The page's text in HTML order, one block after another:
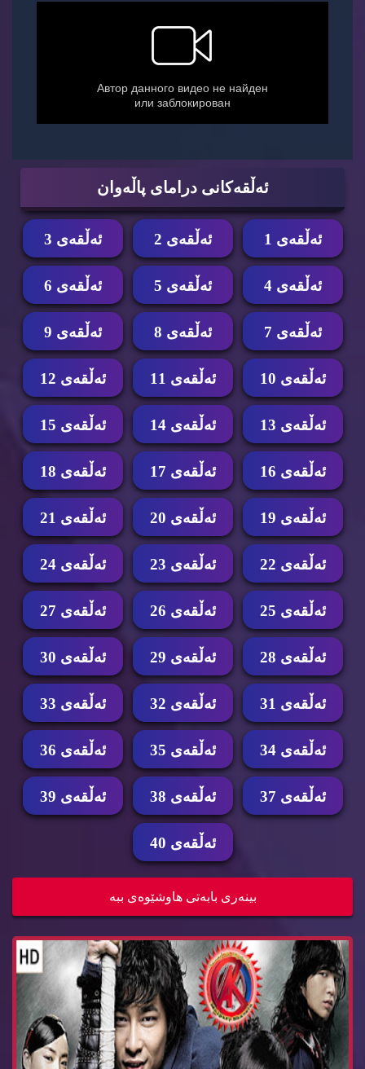
ئه‌ڵقه‌كانی درامای پاڵه‌وان
ئه‌ڵقه‌ی 1 ئه‌ڵقه‌ی 2 ئه‌ڵقه‌ی 3
ئه‌ڵقه‌ی 4 ئه‌ڵقه‌ی 5 ئه‌ڵقه‌ی 6
ئه‌ڵقه‌ی 7 ئه‌ڵقه‌ی 8 ئه‌ڵقه‌ی 9
ئه‌ڵقه‌ی 10 ئه‌ڵقه‌ی 11 ئه‌ڵقه‌ی 12
ئه‌ڵقه‌ی 13 ئه‌ڵقه‌ی 14 ئه‌ڵقه‌ی 15
ئه‌ڵقه‌ی 16 ئه‌ڵقه‌ی 17 ئه‌ڵقه‌ی 18
ئه‌ڵقه‌ی 19 ئه‌ڵقه‌ی 20 ئه‌ڵقه‌ی 21
ئه‌ڵقه‌ی 22 ئه‌ڵقه‌ی 23 ئه‌ڵقه‌ی 24
ئه‌ڵقه‌ی 25 ئه‌ڵقه‌ی 26 ئه‌ڵقه‌ی 27
ئه‌ڵقه‌ی 28 ئه‌ڵقه‌ی 29 ئه‌ڵقه‌ی 30
ئه‌ڵقه‌ی 31 ئه‌ڵقه‌ی 32 ئه‌ڵقه‌ی 33
ئه‌ڵقه‌ی 34 ئه‌ڵقه‌ی 35 ئه‌ڵقه‌ی 36
ئه‌ڵقه‌ی 37 ئه‌ڵقه‌ی 38 ئه‌ڵقه‌ی 39
ئه‌ڵقه‌ی 40
بینه‌ری بابه‌تی هاوشێوه‌ی ببه‌
زنجیره‌ درامای پاڵه‌وان ئه‌ڵقه‌ی 37 Dramay pala...